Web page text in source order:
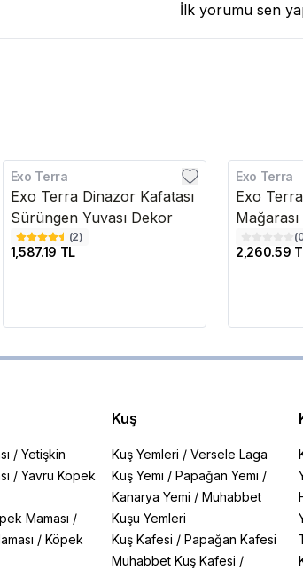
İlk yorumu sen
Exo Terra
Exo Terra Dinazor Kafatası
Sürüngen Yuvası Dekor
(2)
1,587.19 TL
Exo Terra
Exo
(
2,260.59
/Yetişkin
/Yavru Köpek
Maması /
/Köpek
Kuş
Kuş Yemleri / Versele Laga
Kuş Yemi / Papağan Yemi /
Kanarya Yemi / Muhabbet
Kuşu Yemleri
Kuş Kafesi / Papağan Kafesi
Muhabbet Kuş Kafesi /